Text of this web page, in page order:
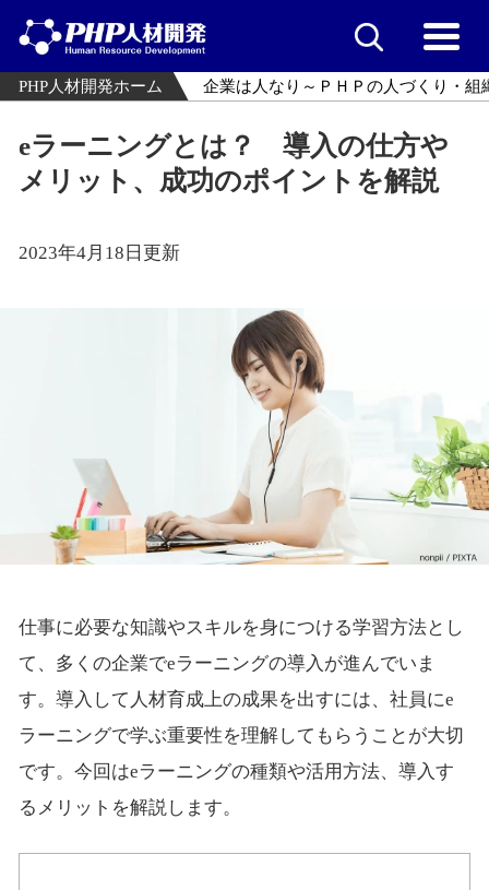
PHP人材開発ホーム 企業は人なり～ＰＨＰの人づくり・組
eラーニングとは？ 導入の仕方や
メリット、成功のポイントを解説
2023年4月18日更新
仕事に必要な知識やスキルを身につける学習方法とし
て、多くの企業でeラーニングの導入が進んでいま
す。導入して人材育成上の成果を出すには、社員にe
ラーニングで学ぶ重要性を理解してもらうことが大切
です。今回はeラーニングの種類や活用方法、導入す
るメリットを解説します。